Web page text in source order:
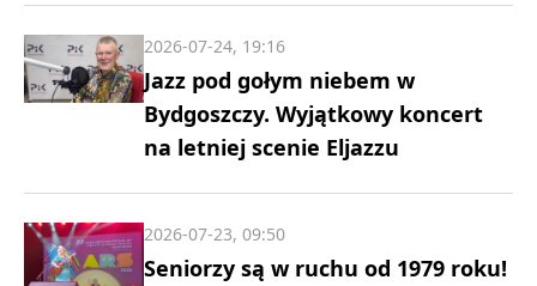
Jazz pod gołym niebem w
Bydgoszczy. Wyjątkowy koncert
na letniej scenie Eljazzu
2026-07-24, 19:16
Seniorzy są w ruchu od 1979 roku!
2026-07-23, 09:50